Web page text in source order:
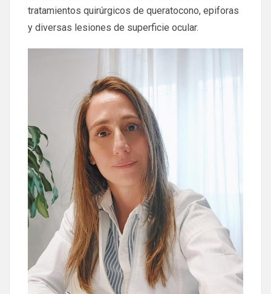
tratamientos quirúrgicos de queratocono, epiforas
y diversas lesiones de superficie ocular.